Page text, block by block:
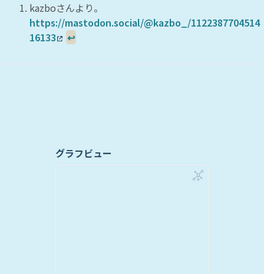
kazboさんより。
https://mastodon.social/@kazbo_/1122387704514
16133
↩
グラフビュー